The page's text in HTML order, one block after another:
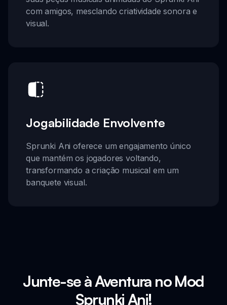
com amigos, mesclando criatividade sonora e
visual.
Jogabilidade Envolvente
Sprunki Ani oferece um engajamento único
que mantém os jogadores voltando,
transformando a criação musical em um
banquete visual.
Junte-se à Aventura no Mod
Sprunki Ani!